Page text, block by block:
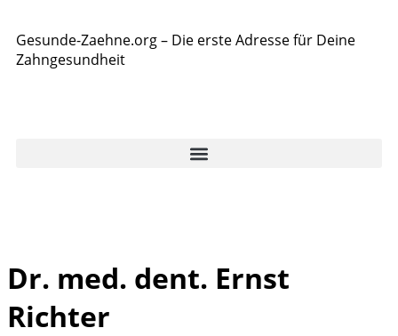
Gesunde-Zaehne.org – Die erste Adresse für Deine
Zahngesundheit
Dr. med. dent. Ernst
Richter